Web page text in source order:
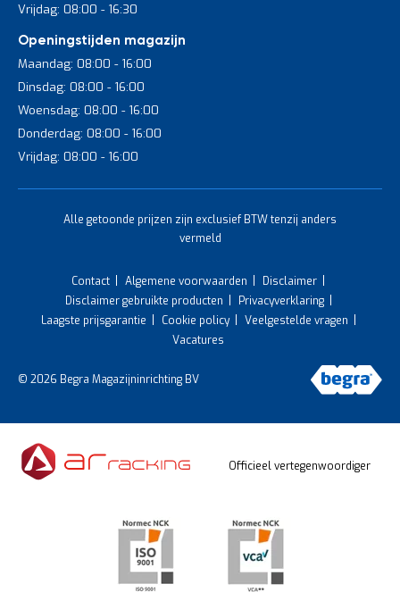
Vrijdag: 08:00 - 16:30
Openingstijden magazijn
Maandag: 08:00 - 16:00
Dinsdag: 08:00 - 16:00
Woensdag: 08:00 - 16:00
Donderdag: 08:00 - 16:00
Vrijdag: 08:00 - 16:00
Alle getoonde prijzen zijn exclusief BTW tenzij anders
vermeld
Contact Algemene voorwaarden
Disclaimer
Disclaimer gebruikte producten
Privacyverklaring
Laagste prijsgarantie
Cookie policy
Veelgestelde vragen
Vacatures
© 2026 Begra Magazijninrichting BV
Officieel vertegenwoordiger